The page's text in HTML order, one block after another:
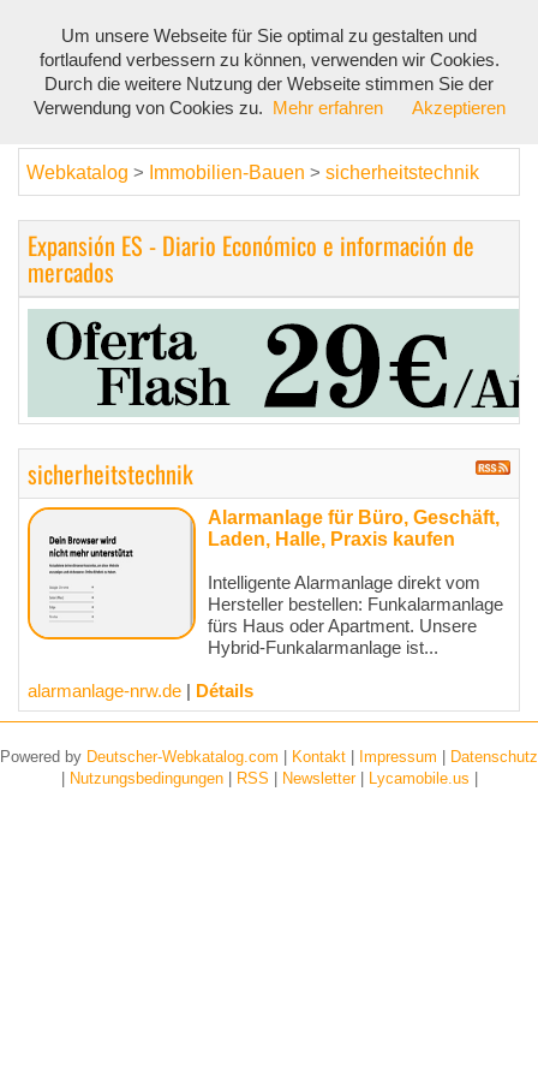
Webkatalog > Immobilien-Bauen > sicherheitstechnik
Expansión ES - Diario Económico e información de
mercados
sicherheitstechnik
Alarmanlage für Büro, Geschäft,
Laden, Halle, Praxis kaufen
Intelligente Alarmanlage direkt vom
Hersteller bestellen: Funkalarmanlage
fürs Haus oder Apartment. Unsere
Hybrid-Funkalarmanlage ist...
alarmanlage-nrw.de Détails
Powered by Deutscher-Webkatalog.com Kontakt Impressum
Datenschutz
Nutzungsbedingungen| RSS Newsletter| Lycamobile.us
Um unsere Webseite für Sie optimal zu gestalten und
fortlaufend verbessern zu können, verwenden wir Cookies.
Durch die weitere Nutzung der Webseite stimmen Sie der
Verwendung von Cookies zu.
Mehr erfahren Akzeptieren